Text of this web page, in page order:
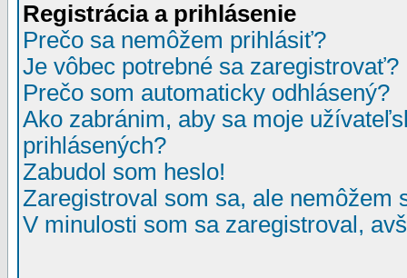
Registrácia a prihlásenie
Prečo sa nemôžem prihlásiť?
Je vôbec potrebné sa zaregistrovať?
Prečo som automaticky odhlásený?
Ako zabránim, aby sa moje
prihlásených?
Zabudol som heslo!
Zaregistroval som sa, ale nemôžem
V minulosti som sa zaregistroval,